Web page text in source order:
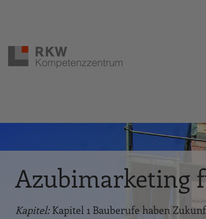
Azubimarketing
Kapitel:Kapitel 1 Bauberufe haben